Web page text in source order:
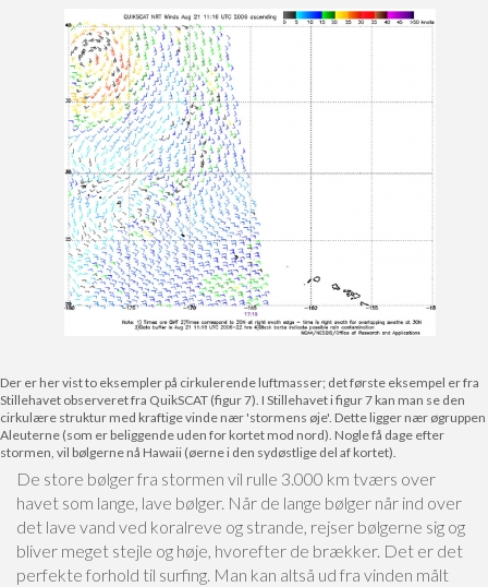
Der er her vist to eksempler på cirkulerende luftmasser; det første eksempel er fra
Stillehavet observeret fra QuikSCAT (figur 7). I Stillehavet i figur 7 kan man se den
cirkulære struktur med kraftige vinde nær 'stormens øje'. Dette ligger nær øgruppen
Aleuterne (som er beliggende uden for kortet mod nord). Nogle få dage efter
stormen, vil bølgerne nå Hawaii (øerne i den sydøstlige del af kortet).
De store bølger fra stormen vil rulle 3.000 km tværs over
havet som lange, lave bølger. Når de lange bølger når ind over
det lave vand ved koralreve og strande, rejser bølgerne sig og
bliver meget stejle og høje, hvorefter de brækker. Det er det
perfekte forhold til surfing. Man kan altså ud fra vinden målt